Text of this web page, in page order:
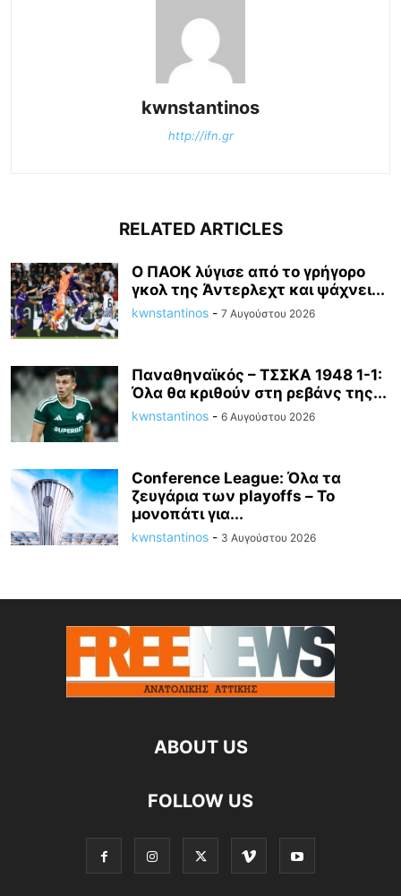
kwnstantinos
http://ifn.gr
RELATED ARTICLES
Ο ΠΑΟΚ λύγισε από το γρήγορο
γκολ της Άντερλεχτ και ψάχνει...
kwnstantinos - 7 Αυγούστου 2026
Παναθηναϊκός – ΤΣΣΚΑ 1948 1-1:
Όλα θα κριθούν στη ρεβάνς της...
kwnstantinos - 6 Αυγούστου 2026
Conference League: Όλα τα
ζευγάρια των playoffs – Το
μονοπάτι για...
kwnstantinos - 3 Αυγούστου 2026
ABOUT US
FOLLOW US